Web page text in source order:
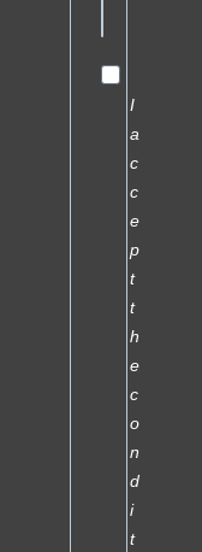
I
a
c
c
e
p
t
t
h
e
c
o
n
d
i
t